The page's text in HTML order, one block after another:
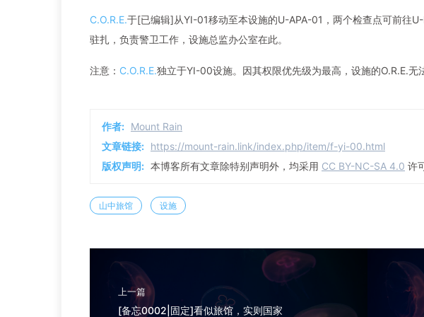
C.O.R.E.于[已编辑]从YI-01移动至本设施的U-APA-01，两个检查点可前往
驻扎，负责警卫工作，设施总监办公室在此。
注意： C.O.R.E.独立于YI-00设施。因其权限优先级为最高，设施的O.R.E.无
作者: Mount Rain
文章链接: https://mount-rain.link/index.php/item/f-yi-00.html
版权声明: 本博客所有文章除特别声明外，均采用 CC BY-NC-SA 4.0 许
山中旅馆 设施
上一篇
[备忘0002|固定]看似旅馆，实则国家